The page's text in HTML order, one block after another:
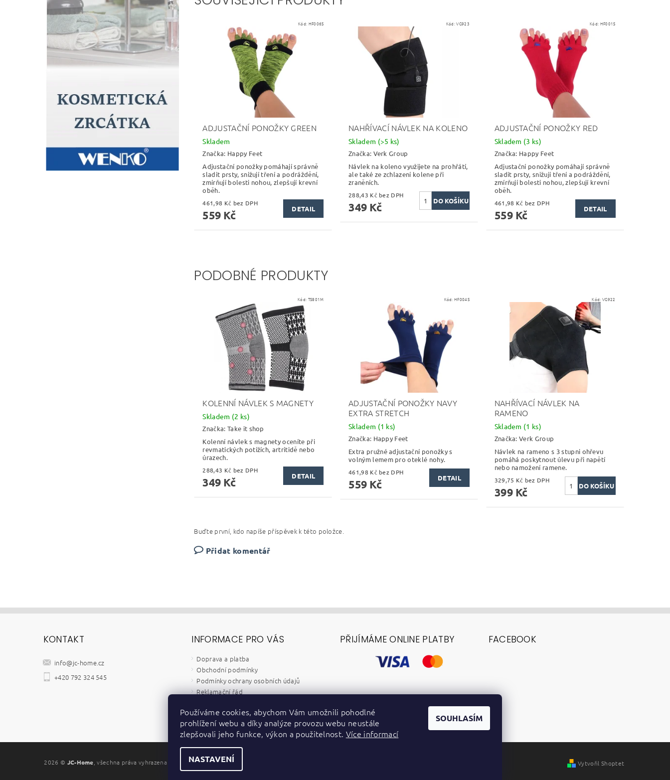
Kód: HF006S
ADJUSTAČNÍ PONOŽKY GREEN
Skladem
Značka: Happy Feet
Adjustační ponožky pomáhají správně
sladit prsty, snižují tření a podráždění,
zmírňují bolesti nohou, zlepšují krevní
oběh.
461,98 Kč bez DPH
559 Kč DETAIL
Kód:VG923
NAHŘÍVACÍ NÁVLEK NA KOLENO
Skladem (>5 ks)
Značka: Verk Group
Návlek na koleno využijete na prohřátí,
ale také ze zchlazení kolene při
zraněních.
288,43 Kč bez DPH
349 Kč
Kód: HF001S
ADJUSTAČNÍ PONOŽKY RED
Skladem (3 ks)
Značka: Happy Feet
Adjustační ponožky pomáhají správně
sladit prsty, snižují tření a podráždění,
zmírňují bolesti nohou, zlepšují krevní
oběh.
461,98 Kč bez DPH
559 Kč DETAIL
PODOBNÉ PRODUKTY
Kód: TS801M
KOLENNÍ NÁVLEK S MAGNETY
Skladem (2 ks)
Značka: Take it shop
Kolenní návlek s magnety oceníte při
revmatických potížích, artritidě nebo
úrazech.
288,43 Kč bez DPH
349 Kč DETAIL
Kód:HF004S
ADJUSTAČNÍ PONOŽKY NAVY
EXTRA STRETCH
Skladem (1 ks)
Značka: Happy Feet
Extra pružné adjustační ponožky s
volným lemem pro oteklé nohy.
461,98 Kč bez DPH
559 Kč DETAIL
Kód:VG922
NAHŘÍVACÍ NÁVLEK NA
RAMENO
Skladem (1 ks)
Značka:Verk Group
Návlek na rameno s 3 stupni ohřevu
pomáhá poskytnout úlevu při napětí
nebo namožení ramene.
329,75 Kč bez DPH
399 Kč
Buďte první, kdo napíše příspěvek k této položce.
Přidat komentář
KONTAKT
info@jc-home.cz
+420 792 324 545
INFORMACE PRO VÁS
Doprava a platba
Obchodní podmínky
Podmínky ochrany osobních údajů
Reklamační řád
Kontakty
Zpětný odběr elektrozařízení a baterií
PŘIJÍMÁME ONLINE PLATBY FACEBOOK
2026 © JC-Home , všechna práva vyhrazena Vytvořil Shoptet
Používáme cookies, abychom Vám umožnili pohodlné
prohlížení webu a díky analýze provozu webu neustále
zlepšovali jeho funkce, výkon a použitelnost. Více informací
NASTAVENÍ
SOUHLASÍM